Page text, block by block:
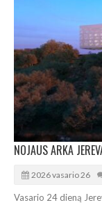
2026 vasario 26
Vasario 24 dieną